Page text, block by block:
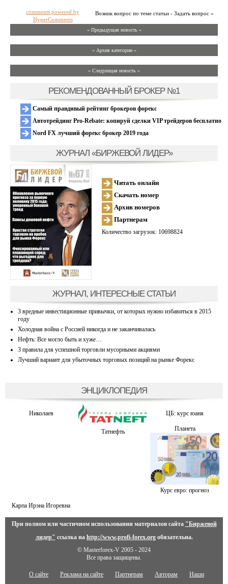
Возник вопрос по теме статьи - Задать вопрос »
comments powered by
HyperComments
« Предыдущая новость «
» Архив категории «
» Следующая новость »
РЕКОМЕНДОВАННЫЙ БРОКЕР №1
Самый правдивый рейтинг брокеров форекс
Автотрейдинг Pro-Rebate: копируй сделки VIP трейдеров бесплатно
Nord FX лучший форекс брокер 2019 года
ЖУРНАЛ «БИРЖЕВОЙ ЛИДЕР»
Читать онлайн
Скачать номер
Архив номеров
Партнерам
Количество загрузок: 10698824
ЖУРНАЛ, ИНТЕРЕСНЫЕ СТАТЬИ
3 вредные инвестиционные привычки, от которых нужно избавиться в 2015
году
Холодная война с Россией никогда и не заканчивалась
Нефть: Все могло быть и хуже…
3 правила для успешной торговли мусорными акциями
Лучший вариант для убыточных торговых позиций на рынке Форекс
ЭНЦИКЛОПЕДИЯ
Николаев
Татнефть
ЦБ: курс юаня
Планета
Курс евро: прогноз
Карпа Ирэна Игоревна
При полном или частичном использовании материалов сайта "Биржевой
лидер" ссылка на http://www.profi-forex.orgобязательна.
© Masterforex-V 2005 - 2024
Все права защищены.
О сайте Реклама на сайте Партнерам Авторам Наши